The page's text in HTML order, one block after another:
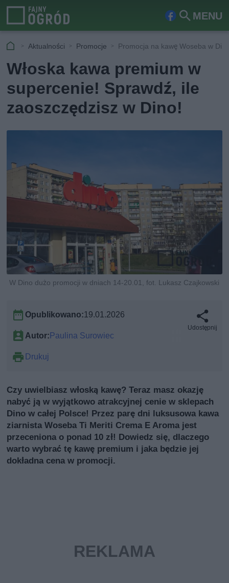
MENU
Fa
ook
Szu
kaj
Aktualności Promocje Promocja na kawę Woseba w
Włoska kawa premium w
supercenie! Sprawdź, ile
zaoszczędzisz w Dino!
W Dino dużo promocji w dniach 14-20.01, fot. Lukasz Czajkowski
Opublikowano:19.01.2026
Autor:Paulina Surowiec
Drukuj
Udostępnij
Czy uwielbiasz włoską kawę? Teraz masz okazję
nabyć ją w wyjątkowo atrakcyjnej cenie w sklepach
Dino w całej Polsce! Przez parę dni luksusowa kawa
ziarnista Woseba Ti Meriti Crema E Aroma jest
przeceniona o ponad 10 zł! Dowiedz się, dlaczego
warto wybrać tę kawę premium i jaka będzie jej
dokładna cena w promocji.